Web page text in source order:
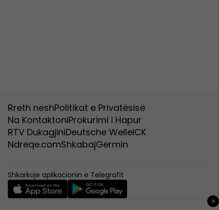
Rreth neshPolitikat e Privatësisë
Na KontaktoniProkurimi i Hapur
RTV DukagjiniDeutsche WelleICK
Ndreqe.comShkabajGermin
Shkarkoje aplikacionin e Telegrafit
×